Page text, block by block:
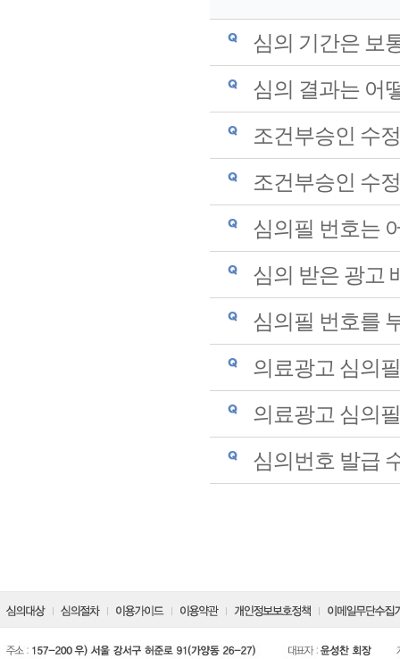
심의 기간은 보
심의 결과는 어
조건부승인 수
조건부승인 수
심의필 번호는
심의 받은 광고
심의필 번호를
의료광고 심의
의료광고 심의
심의번호 발급